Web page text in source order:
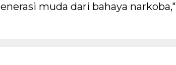
muda dari bahaya narkoba,"